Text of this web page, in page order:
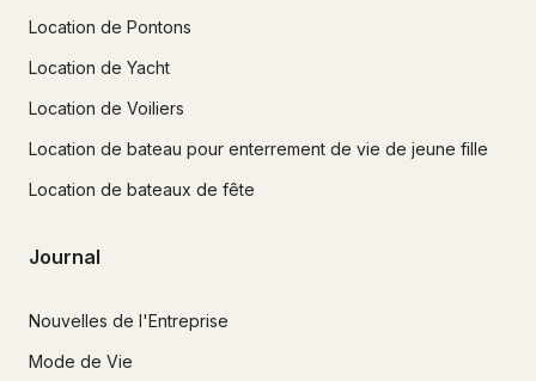
Location de Pontons
Location de Yacht
Location de Voiliers
Location de bateau pour enterrement de vie de jeune fille
Location de bateaux de fête
Journal
Nouvelles de l'Entreprise
Mode de Vie